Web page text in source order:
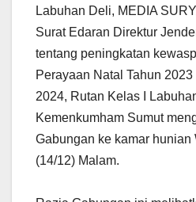
Labuhan Deli, MEDIA
Surat Edaran Direktur
tentang peningkatan
Perayaan Natal Tahun
2024, Rutan Kelas I
Kemenkumham Sumut
Gabungan ke kamar hunian
(14/12) Malam.